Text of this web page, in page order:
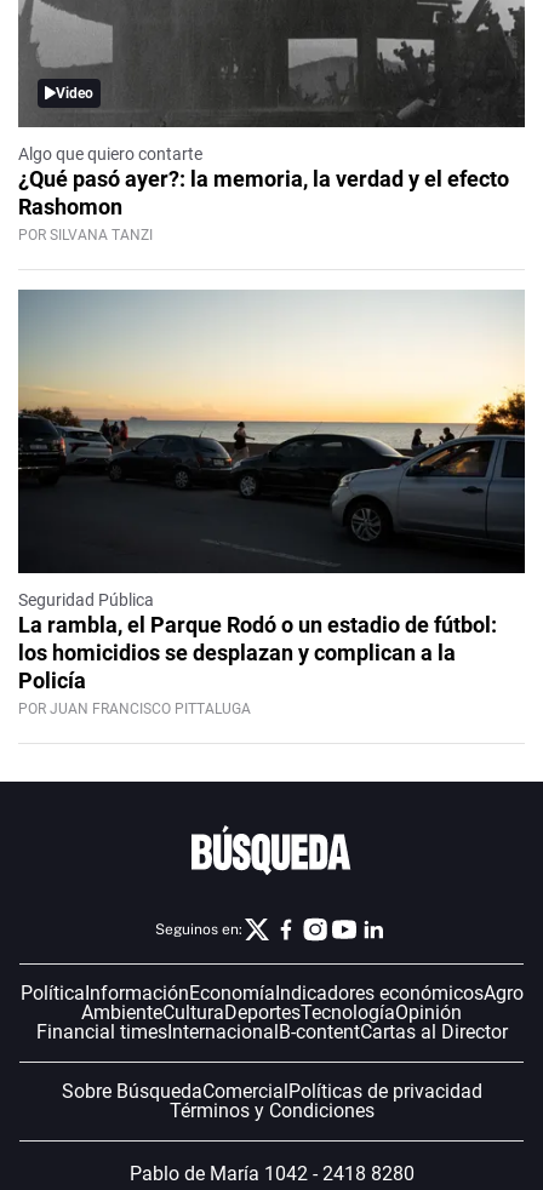
Video
Algo que quiero contarte
¿Qué pasó ayer?: la memoria, la verdad y el efecto
Rashomon
POR SILVANA TANZI
Seguridad Pública
La rambla, el Parque Rodó o un estadio de fútbol:
los homicidios se desplazan y complican a la
Policía
POR JUAN FRANCISCO PITTALUGA
Seguinos en:
Política InformaciónEconomía Indicadores económicosAgro
AmbienteCulturaDeportesTecnologíaOpinión
Financial timesInternacional B-contentCartas al Director
Sobre BúsquedaComercial Políticas de privacidad
Términos y Condiciones
Pablo de María 1042 - 2418 8280